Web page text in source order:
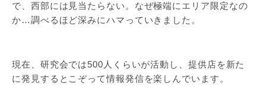
で、西部には見当たらない。なぜ極端にエリア限定なの
か…調べるほど深みにハマっていきました。
現在、研究会では500人くらいが活動し、提供店を新た
に発見するとこぞって情報発信を楽しんでいます。